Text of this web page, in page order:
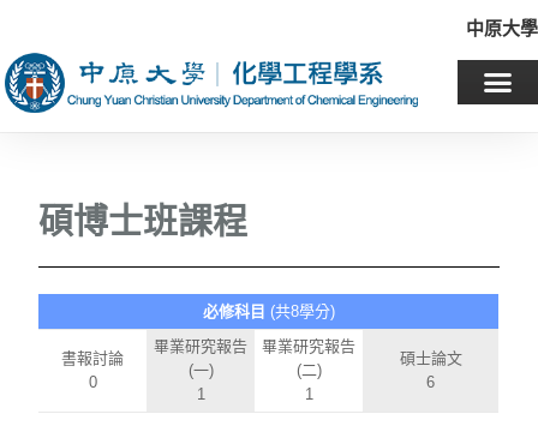
中原大學
碩博士班課程
必修科目 (共8學分)
書報討論
0
畢業研究報告
(一)
1
畢業研究報告
(二)
1
碩士論文
6